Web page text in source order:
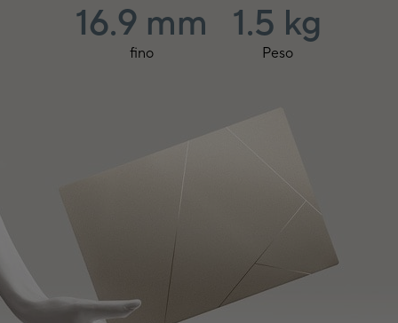
16.9 mm
fino
1.5 kg
Peso